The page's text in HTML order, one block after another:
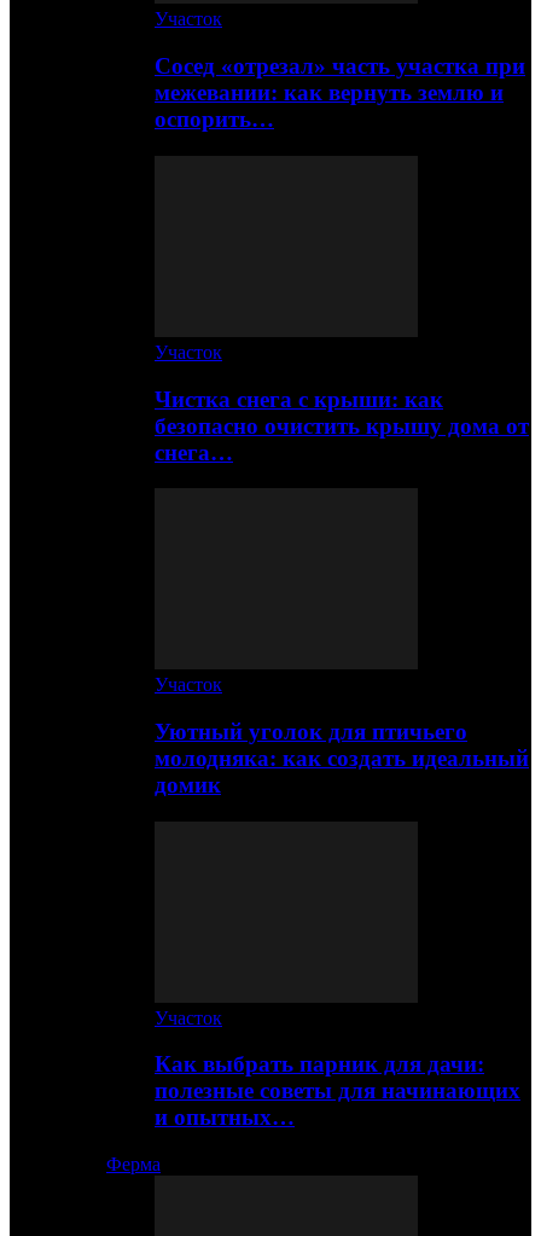
Участок
Сосед «отрезал» часть участка при
межевании: как вернуть землю и
оспорить…
Участок
Чистка снега с крыши: как
безопасно очистить крышу дома от
снега…
Участок
Уютный уголок для птичьего
молодняка: как создать идеальный
домик
Участок
Как выбрать парник для дачи:
полезные советы для начинающих
и опытных…
Ферма